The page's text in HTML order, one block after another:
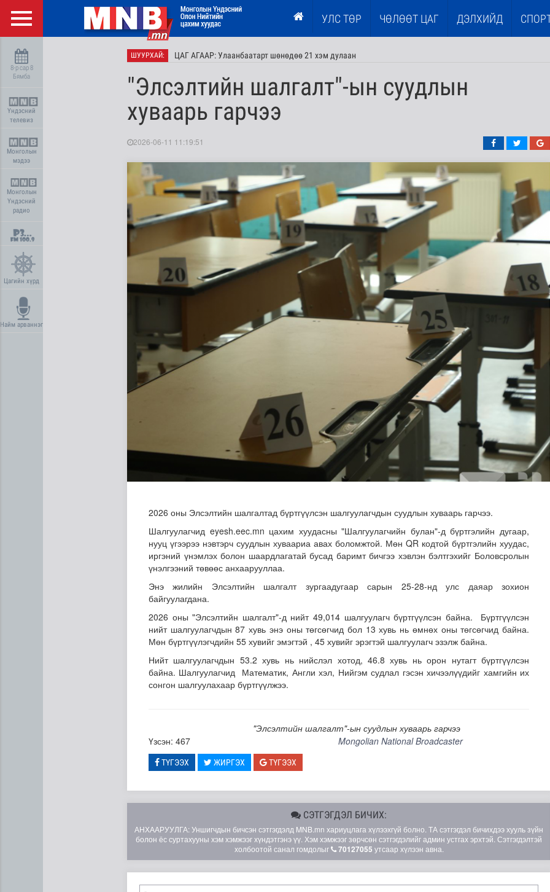
УЛС ТӨР ЧӨЛӨӨТ ЦАГ ДЭЛХИЙД
8-р сар 8
Бямба
Үндэсний
телевиз
Монголын
мэдээ
Монголын
Үндэсний
радио
Цагийн хүрд
Найм арваннэг
ШУУРХАЙ: ЦАГ АГААР: Улаанбаатарт шөнөдөө 21 хэм дулаан
Хүүхдийн эрүүл, аюулгүй орчинд суралцах нөхцөлийг бүрдүүлэх хүрээнд ДЭМБ-тай х..
“COP Time”-ийн өргөтгөсөн хуралдаан болж байна
"Элсэлтийн шалгалт"-ын суудлын
хуваарь гарчээ
2026-06-11 11:19:51
2026 оны Элсэлтийн шалгалтад бүртгүүлсэн шалгуулагчдын суудлын хуваарь гарчээ.
Шалгуулагчид eyesh.eec.mn цахим хуудасны "Шалгуулагчийн булан"-д бүртгэлийн дугаар,
нууц үгээрээ нэвтэрч суудлын хуваариа авах боломжтой. Мөн QR кодтой бүртгэлийн хуудас,
иргэний үнэмлэх болон шаардлагатай бусад баримт бичгээ хэвлэн бэлтгэхийг Боловсролын
үнэлгээний төвөөс анхаарууллаа.
Энэ жилийн Элсэлтийн шалгалт зургаадугаар сарын 25-28-нд улс даяар зохион
байгуулагдана.
2026 оны "Элсэлтийн шалгалт"-д нийт 49,014 шалгуулагч бүртгүүлсэн байна. Бүртгүүлсэн
нийт шалгуулагчдын 87 хувь энэ оны төгсөгчид бол 13 хувь нь өмнөх оны төгсөгчид байна.
Мөн бүртгүүлэгчдийн 55 хувийг эмэгтэй , 45 хувийг эрэгтэй шалгуулагч эзэлж байна.
Нийт шалгуулагчдын 53.2 хувь нь нийслэл хотод, 46.8 хувь нь орон нутагт бүртгүүлсэн
байна. Шалгуулагчид Математик, Англи хэл, Нийгэм судлал гэсэн хичээлүүдийг хамгийн их
сонгон шалгуулахаар бүртгүүлжээ.
"Элсэлтийн шалгалт"-ын суудлын хуваарь гарчээ
Үзсэн: 467
Mongolian National Broadcaster
ТҮГЭЭХ ЖИРГЭХ ТҮГЭЭХ
СЭТГЭГДЭЛ БИЧИХ:
АНХААРУУЛГА: Уншигчдын бичсэн сэтгэгдэлд MNB.mn хариуцлага хүлээхгүй болно. ТА сэтгэгдэл бичихдээ хууль зүйн
болон ёс суртахууны хэм хэмжээг хүндэтгэнэ үү. Хэм хэмжээг зөрчсөн сэтгэгдэлийг админ устгах эрхтэй. Сэтгэгдэлтэй
холбоотой санал гомдолыг
70127055 утсаар хүлээн авна.